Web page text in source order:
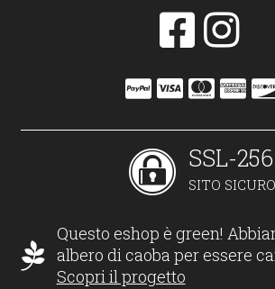
SSL-256
SITO SICURO
Questo eshop è green!
albero di caoba per essere
Scopri il progetto